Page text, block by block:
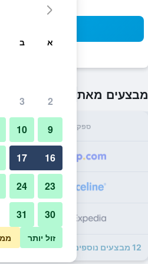
מבצעים מאת₪239
ספק
12 מבצעים נוספים לRiccarton Mall Motel
א ב
2
3
9
10
16
17
23
24
30
31
זול יותר